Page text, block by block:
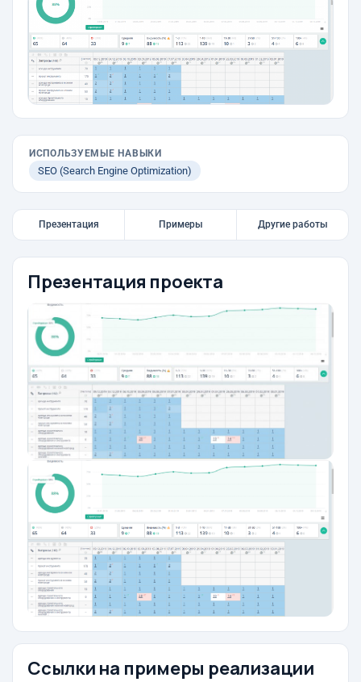
ИСПОЛЬЗУЕМЫЕ НАВЫКИ
SEO (Search Engine Optimization)
Презентация Примеры Другие работы
Презентация проекта
Ссылки на примеры реализации